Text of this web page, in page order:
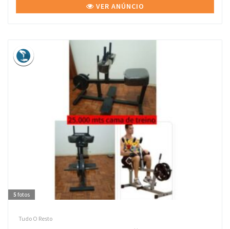
VER ANÚNCIO
5 fotos
Tudo O Resto